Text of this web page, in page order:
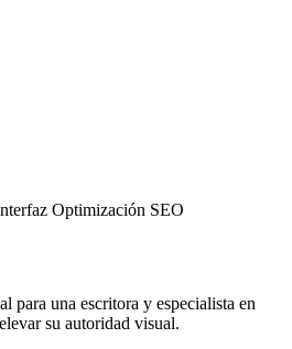
Optimización SEO
para una escritora y especialista en
su autoridad visual.